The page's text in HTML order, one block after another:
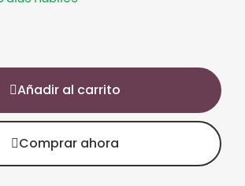
Añadir al carrito
Comprar ahora